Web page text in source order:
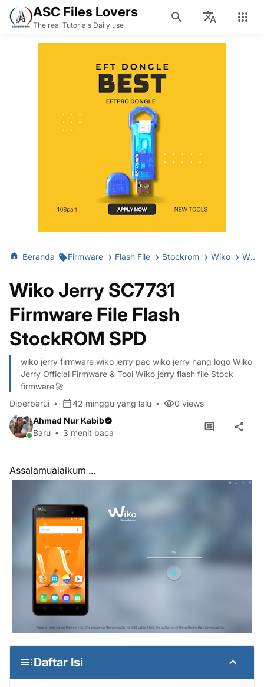
ASC Files Lovers
The real Tutorials Daily use
Beranda Firmware Flash File Stockrom Wiko Wiko Jerry SC7731 Firmware File Flash StockROM SPD
Wiko Jerry SC7731
Firmware File Flash
StockROM SPD
wiko jerry firmware wiko jerry pac wiko jerry hang logo Wiko
Jerry Official Firmware & Tool Wiko jerry flash file Stock
firmware🚀
Diperbarui
42 minggu yang lalu 0 views
Ahmad Nur Kabib
Baru
3 menit baca
Assalamualaikum ...
Daftar Isi